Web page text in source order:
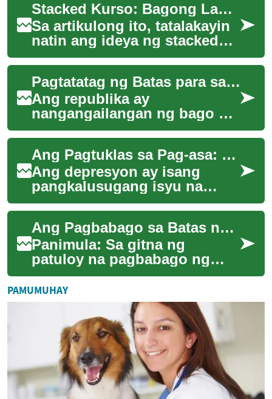
Stacked Kurso: Bagong Landas tungo sa Intersektoral na Karera
Sa artikulong ito, tatalakayin
natin ang ideya ng stacked
micro-credentials. Ipapakita
ko kung paano ito gumagana
sa ...
Pagtatatag ng Batas para sa Mga Deliberatibong Asembleya
Ang republika ay
nangangailangan ng bago at
praktikal na mekanismo ng
partisipasyon. Ang
deliberatibong asembleya
gam...
Ang Pagtuklas sa Pag-asa: Pagharap sa Depresyon sa Pilipinas
Ang depresyon ay isang
pangkalusugang isyu na
patuloy na lumalaki sa
Pilipinas. Sa gitna ng mabilis
na pag-unlad ng b...
Ang Pagbabago sa Batas ng Pagsasaka sa Pilipinas
Panimula: Sa gitna ng
patuloy na pagbabago ng
ekonomiya at lipunan ng
Pilipinas, ang sektor ng
agrikultura ay nananat...
PAMUMUHAY